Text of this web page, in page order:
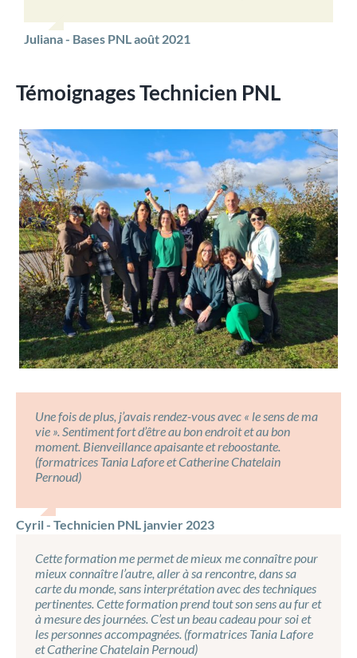
Juliana - Bases PNL août 2021
Témoignages Technicien PNL
Une fois de plus, j’avais rendez-vous avec « le sens de ma
vie ». Sentiment fort d’être au bon endroit et au bon
moment. Bienveillance apaisante et reboostante.
(formatrices Tania Lafore et Catherine Chatelain
Pernoud)
Cyril - Technicien PNL janvier 2023
Cette formation me permet de mieux me connaître pour
mieux connaître l’autre, aller à sa rencontre, dans sa
carte du monde, sans interprétation avec des techniques
pertinentes. Cette formation prend tout son sens au fur et
à mesure des journées. C’est un beau cadeau pour soi et
les personnes accompagnées. (formatrices Tania Lafore
et Catherine Chatelain Pernoud)